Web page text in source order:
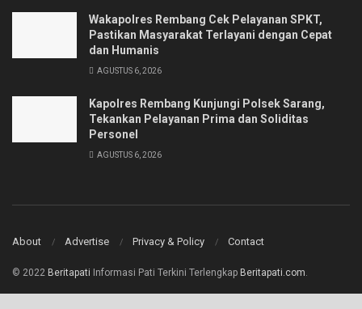
Wakapolres Rembang Cek Pelayanan SPKT,
Pastikan Masyarakat Terlayani dengan Cepat
dan Humanis
AGUSTUS 6, 2026
Kapolres Rembang Kunjungi Polsek Sarang,
Tekankan Pelayanan Prima dan Soliditas
Personel
AGUSTUS 6, 2026
About Advertise Privacy & Policy Contact
© 2022 Beritapati Informasi Pati Terkini Terlengkap Beritapati.com.